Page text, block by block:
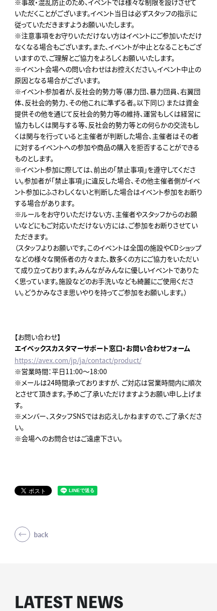
※事故・混乱防止のため、イベントでは様々な制限を設けさせて
いただくことがございます。イベント当日は必ずスタッフの指示に
従っていただきますようお願いいたします。
※注意事項をお守りいただけない方はイベントにご参加いただけ
なくなる場合もございます。また、イベントが中止となることもござ
いますので、ご理解とご協力をよろしくお願いいたします。
※イベント会場への問い合わせはお控えください。イベント中止の
原因となる場合がございます。
※イベント参加者が、反社会的勢力等（暴力団、暴力団員、右翼団
体、反社会的勢力、その他これに準ずる者。以下同じ）または資金
提供その他を通じて反社会的勢力等の維持、運営もしくは経営に
協力もしくは関与する等、反社会的勢力等との何らかの交流もし
くは関与を行っていると主催者が判断した場合、主催者はその者
に対するイベントへの参加や商品の購入を拒否することができる
ものとします。
※イベント参加に際しては、前出の「禁止事項」を遵守してくださ
い。参加者が「禁止事項」に違反した場合、その他主催者側がイベ
ント参加にふさわしくないと判断した場合はイベント参加をお断り
する場合があります。
※ルールをお守りいただけない方、主催者やスタッフからのお願
いなどにもご対応いただけない方には、ご参加をお断りさせてい
ただきます。
（スタッフよりお願いです。このイベントは全国の施設やCDショップ
などの様々な関係者の方々また、数多くの方にご協力をいただい
て成り立っております。みんながみんなに優しいイベントでありた
く思っています。施設などのお手洗いなども綺麗にご使用くださ
い。どうかみなさま思いやりを持ってご参加をお願いします。）
【お問い合わせ】
エイベックスカスタマーサポート窓口・お問い合わせフォーム
https://avex.com/jp/ja/contact/product/
※営業時間：平日11:00～18:00
※メールは24時間承っておりますが、 ご対応は営業時間内に順次
とさせて頂きます。予めご了承いただけますようお願い申し上げま
す。
※メンバー、スタッフSNSではお応えしかねますので、ご了承くださ
い。
※会場へのお問合せはご遠慮下さい。
back
LATEST NEWS